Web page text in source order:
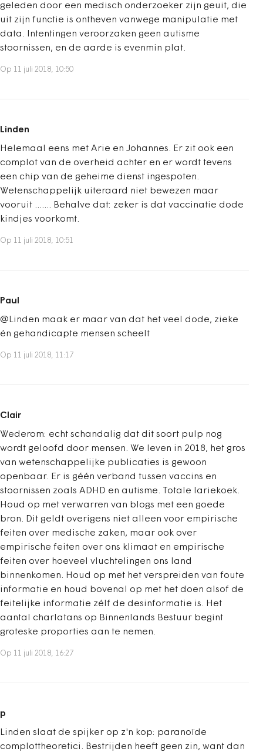
geleden door een medisch onderzoeker zijn geuit, die
uit zijn functie is ontheven vanwege manipulatie met
data. Intentingen veroorzaken geen autisme
stoornissen, en de aarde is evenmin plat.
Op 11 juli 2018, 10:50
Linden
Helemaal eens met Arie en Johannes. Er zit ook een
complot van de overheid achter en er wordt tevens
een chip van de geheime dienst ingespoten.
Wetenschappelijk uiteraard niet bewezen maar
vooruit ....... Behalve dat: zeker is dat vaccinatie dode
kindjes voorkomt.
Op 11 juli 2018, 10:51
Paul
@Linden maak er maar van dat het veel dode, zieke
én gehandicapte mensen scheelt
Op 11 juli 2018, 11:17
Clair
Wederom: echt schandalig dat dit soort pulp nog
wordt geloofd door mensen. We leven in 2018, het gros
van wetenschappelijke publicaties is gewoon
openbaar. Er is géén verband tussen vaccins en
stoornissen zoals ADHD en autisme. Totale lariekoek.
Houd op met verwarren van blogs met een goede
bron. Dit geldt overigens niet alleen voor empirische
feiten over medische zaken, maar ook over
empirische feiten over ons klimaat en empirische
feiten over hoeveel vluchtelingen ons land
binnenkomen. Houd op met het verspreiden van foute
informatie en houd bovenal op met het doen alsof de
feitelijke informatie zélf de desinformatie is. Het
aantal charlatans op Binnenlands Bestuur begint
groteske proporties aan te nemen.
Op 11 juli 2018, 16:27
p
Linden slaat de spijker op z'n kop: paranoïde
complottheoretici. Bestrijden heeft geen zin, want dan